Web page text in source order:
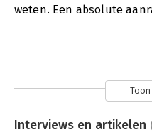
weten. Een absolute
Interviews en artikelen